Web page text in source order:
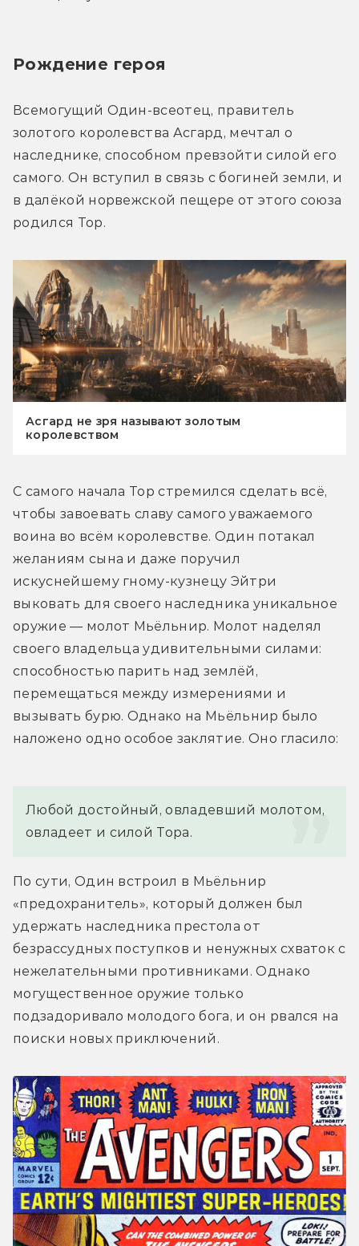
Рождение героя
Всемогущий Один-всеотец, правитель
золотого королевства Асгард, мечтал о
наследнике, способном превзойти силой его
самого. Он вступил в связь с богиней земли, и
в далёкой норвежской пещере от этого союза
родился Тор.
Асгард не зря называют золотым
королевством
С самого начала Тор стремился сделать всё,
чтобы завоевать славу самого уважаемого
воина во всём королевстве. Один потакал
желаниям сына и даже поручил
искуснейшему гному-кузнецу Эйтри
выковать для своего наследника уникальное
оружие — молот Мьёльнир. Молот наделял
своего владельца удивительными силами:
способностью парить над землёй,
перемещаться между измерениями и
вызывать бурю. Однако на Мьёльнир было
наложено одно особое заклятие. Оно гласило:
Любой достойный, овладевший молотом,
овладеет и силой Тора.
По сути, Один встроил в Мьёльнир
«предохранитель», который должен был
удержать наследника престола от
безрассудных поступков и ненужных схваток с
нежелательными противниками. Однако
могущественное оружие только
подзадоривало молодого бога, и он рвался на
поиски новых приключений.